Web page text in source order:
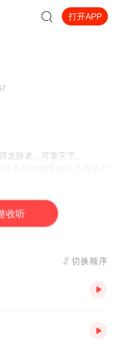
打开APP
龙脉者，可掌天下。
，代表作：《狐妖之狐灭万
背景音乐偏大，但是因为
已上传的音频，
我们也将
收听
切换顺序